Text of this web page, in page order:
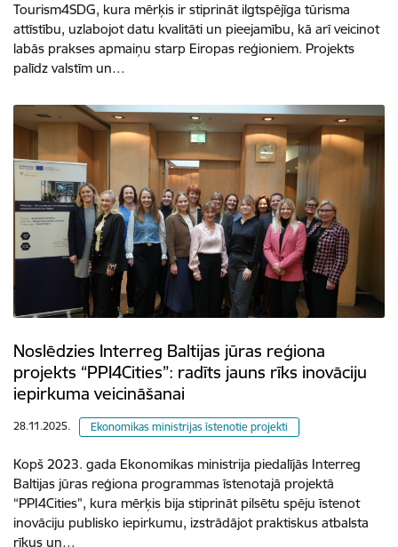
Tourism4SDG, kura mērķis ir stiprināt ilgtspējīga tūrisma
attīstību, uzlabojot datu kvalitāti un pieejamību, kā arī veicinot
labās prakses apmaiņu starp Eiropas reģioniem. Projekts
palīdz valstīm un…
Noslēdzies Interreg Baltijas jūras reģiona
projekts “PPI4Cities”: radīts jauns rīks inovāciju
iepirkuma veicināšanai
28.11.2025. Ekonomikas ministrijas īstenotie projekti
Kopš 2023. gada Ekonomikas ministrija piedalījās Interreg
Baltijas jūras reģiona programmas īstenotajā projektā
“PPI4Cities”, kura mērķis bija stiprināt pilsētu spēju īstenot
inovāciju publisko iepirkumu, izstrādājot praktiskus atbalsta
rīkus un…